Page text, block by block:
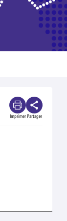
Imprimer Partager